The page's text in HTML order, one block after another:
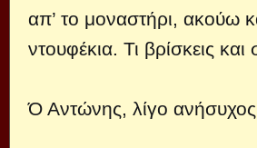
απ’ το μοναστήρι, ακούω
ντουφέκια. Τι βρίσκεις και
Ό Αντώνης, λίγο